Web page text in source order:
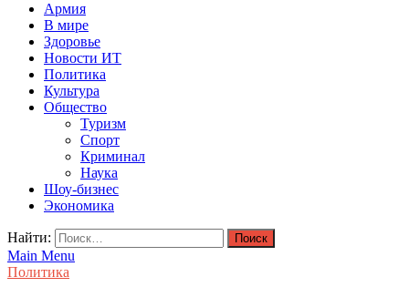
Армия
В мире
Здоровье
Новости ИТ
Политика
Культура
Общество
Туризм
Спорт
Криминал
Наука
Шоу-бизнес
Экономика
Найти:
Main Menu
Политика